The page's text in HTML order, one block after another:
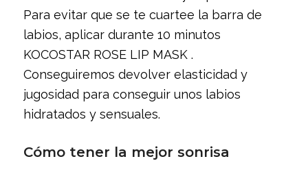
Para evitar que se te cuartee la barra de
labios, aplicar durante 10 minutos
KOCOSTAR ROSE LIP MASK .
Conseguiremos devolver elasticidad y
jugosidad para conseguir unos labios
hidratados y sensuales.
Cómo tener la mejor sonrisa